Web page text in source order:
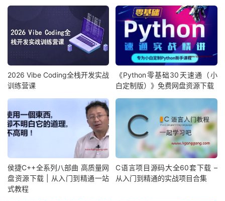
2026 Vibe Coding全栈开发实战
训练营课
《Python零基础30天速通（小
白定制版）》免费网盘资源下载
侯捷C++全系列八部曲 高质量网
盘资源下载 | 从入门到精通一站
式教程
C语言项目源码大全60套下载 –
从入门到精通的实战项目合集